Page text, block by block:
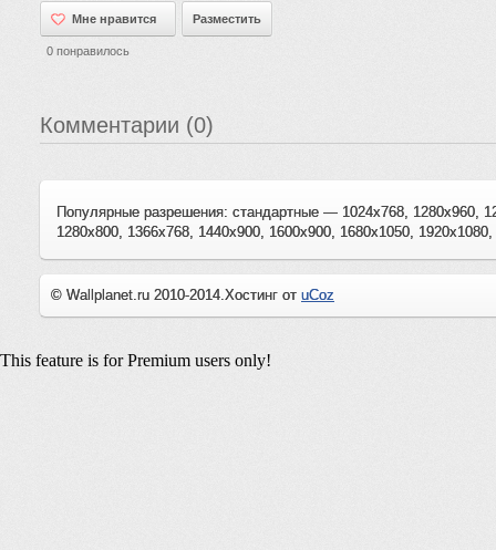
Мне нравится
Мне нравится Разместить
0 понравилось
Комментарии (0)
Популярные разрешения: стандартные — 1024x768, 1280x960,
1280x800, 1366x768, 1440x900, 1600x900, 1680x1050,
© Wallplanet.ru 2010-2014.Хостинг от uCoz
This feature is for Premium users only!